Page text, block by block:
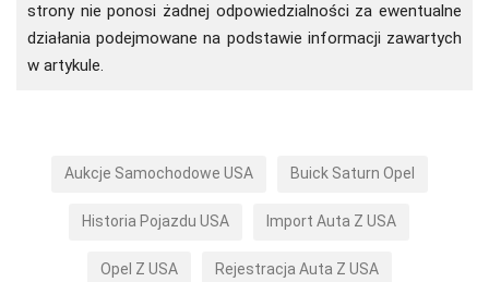
strony nie ponosi żadnej odpowiedzialności za ewentualne
działania podejmowane na podstawie informacji zawartych
w artykule.
Aukcje Samochodowe USA Buick Saturn Opel
Historia Pojazdu USA Import Auta Z USA
Opel Z USA Rejestracja Auta Z USA